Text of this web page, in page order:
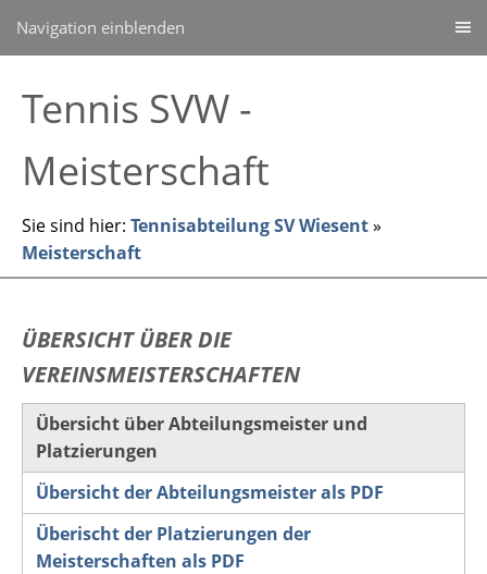
Navigation einblenden
Tennis SVW -
Meisterschaft
Sie sind hier: Tennisabteilung SV Wiesent»
Meisterschaft
ÜBERSICHT ÜBER DIE
VEREINSMEISTERSCHAFTEN
Übersicht über Abteilungsmeister und
Platzierungen
Übersicht der Abteilungsmeister als PDF
Überischt der Platzierungen der
Meisterschaften als PDF